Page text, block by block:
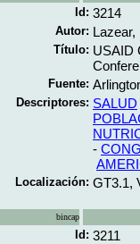
Id: 3214
Autor:
Título: USAID
Fuente:
Descriptores: SALUD
-
Localización: GT3.1,
bincap
Id: 3211